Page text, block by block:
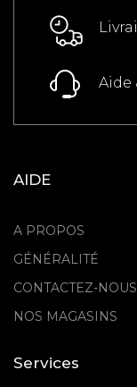
Aide
AIDE
A PROPOS
GÉNÉRALITÉ
CONTACTEZ-NOUS
NOS MAGASINS
Services